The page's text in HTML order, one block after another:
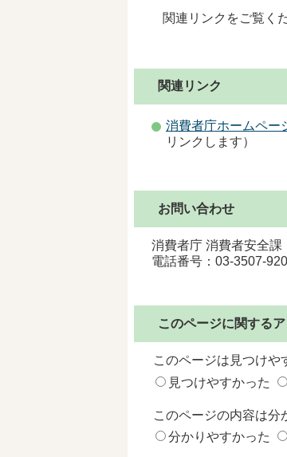
関連リンクをご覧く
関連リンク
消費者庁ホームペー
リンクします）
お問い合わせ
消費者庁 消費者安全課
電話番号：03-3507-
このページに関する
このページは見つけや
見つけやすかった
このページの内容は分
分かりやすかった